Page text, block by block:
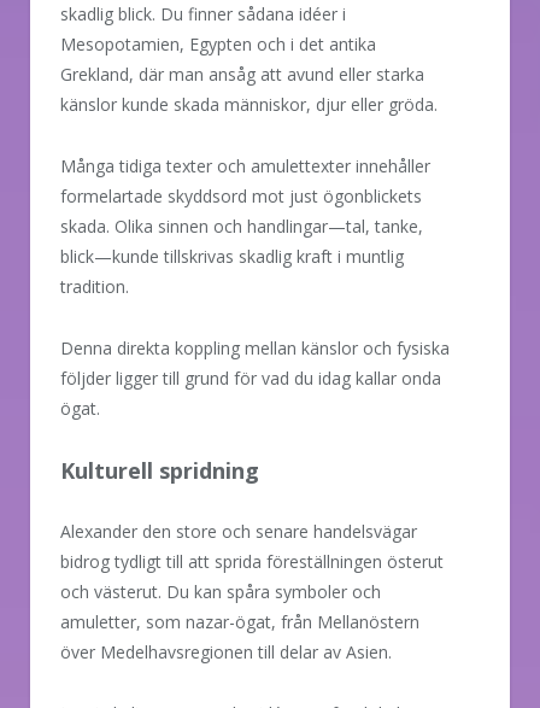
skadlig blick. Du finner sådana idéer i
Mesopotamien, Egypten och i det antika
Grekland, där man ansåg att avund eller starka
känslor kunde skada människor, djur eller gröda.
Många tidiga texter och amulettexter innehåller
formelartade skyddsord mot just ögonblickets
skada. Olika sinnen och handlingar—tal, tanke,
blick—kunde tillskrivas skadlig kraft i muntlig
tradition.
Denna direkta koppling mellan känslor och fysiska
följder ligger till grund för vad du idag kallar onda
ögat.
Kulturell spridning
Alexander den store och senare handelsvägar
bidrog tydligt till att sprida föreställningen österut
och västerut. Du kan spåra symboler och
amuletter, som nazar-ögat, från Mellanöstern
över Medelhavsregionen till delar av Asien.